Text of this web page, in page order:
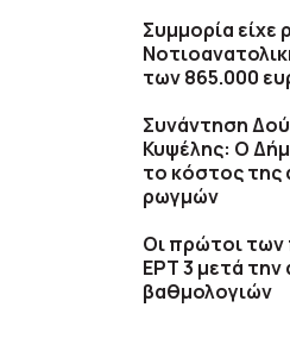
Συμμορία είχε
των 865.000
Συνάντηση
Κυψέλης: Ο
το κόστος της
ρωγμών
Οι πρώτοι
ΕΡΤ 3 μετά
βαθμολογιών